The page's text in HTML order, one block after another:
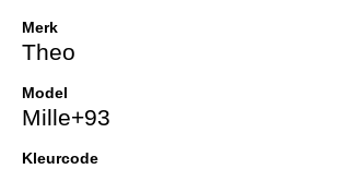
Merk
Theo
Model
Mille+93
Kleurcode